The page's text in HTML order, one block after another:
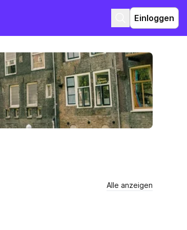
Einloggen
Alle anzeigen